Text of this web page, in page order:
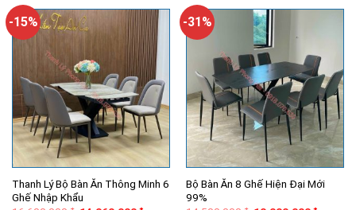
4,550,000₫.
-15%
Thanh Lý Bộ Bàn Ăn Thông Minh 6
Ghế Nhập Khẩu
-31%
Bộ Bàn Ăn 8 Ghế Hiện Đại Mới
99%